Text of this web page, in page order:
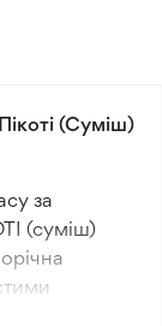
(Суміш)
за
(суміш)